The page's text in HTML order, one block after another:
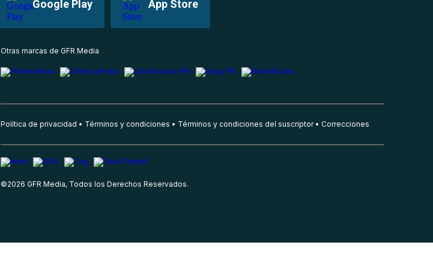
Google Play App Store
Otras marcas de GFR Media
Política de privacidad Términos y condiciones Términos y condiciones del suscriptor Correcciones
©2026 GFR Media, Todos los Derechos Reservados.